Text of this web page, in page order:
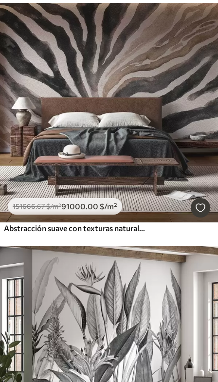
151666.67$/m²91000.00 $/m²
Abstracción suave con texturas naturales en tonos neutros